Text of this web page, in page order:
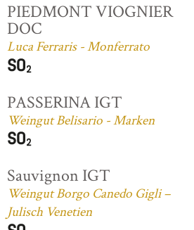
PIEDMONT VIOGNIER
DOC
Luca Ferraris - Monferrato
PASSERINA IGT
Weingut Belisario - Marken
Sauvignon IGT
Weingut Borgo Canedo Gigli –
Julisch Venetien